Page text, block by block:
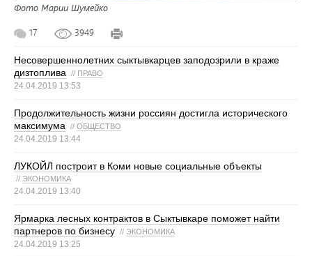
Фото Марии Шумейко
17 3949
Несовершеннолетних сыктывкарцев заподозрили в краже
дизтоплива // ПРАВО
24.04.2019 13:53
Продолжительность жизни россиян достигла исторического
максимума // ОБЩЕСТВО
24.04.2019 13:44
ЛУКОЙЛ построит в Коми новые социальные объекты
// ЭКОНОМИКА
24.04.2019 13:40
Ярмарка лесных контрактов в Сыктывкаре поможет найти
партнеров по бизнесу // ЭКОНОМИКА
24.04.2019 13:25